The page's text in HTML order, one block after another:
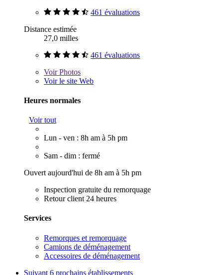
461 évaluations
Distance estimée
27,0 milles
461 évaluations
VoirPhotos
Voir le site Web
Heures normales
Voir tout
Lun - ven : 8h am à 5h pm
Sam - dim : fermé
Ouvert aujourd'hui de 8h am à 5h pm
Inspection gratuite du remorquage
Retour client 24 heures
Services
Remorques et remorquage
Camions de déménagement
Accessoires de déménagement
Suivant 6 prochains établissements